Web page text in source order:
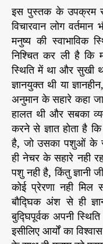
r
i
e
s
य
वै
दि
क
सं
प
त्ति
s
t
a
u
t
h
o
r
इस पुस्तक के उपक्रम से
विचारवान लोग
मनुष्य की स्वाभाविक
निश्चित कर ली है कि
स्थिति में था और सुखी
ज्ञानयुक्त थी या
अनुमान के सहारे कहा
हालत थी और सबका
करने से ज्ञात होता है
है, जो उसका पशुओं के
ही नेचर के सहारे नही
पशु नही है, किंतु
कोई प्रेरणा नही
बौद्घिक अंश से ही
बुद्घिपूर्वक अपनी
इसीलिए आर्यों का